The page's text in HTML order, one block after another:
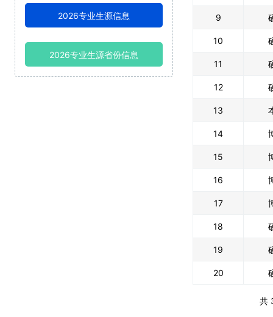
2026专业生源信息
2026专业生源省份信息
9
10
11
12
13
14
15
16
17
18
19
20
共